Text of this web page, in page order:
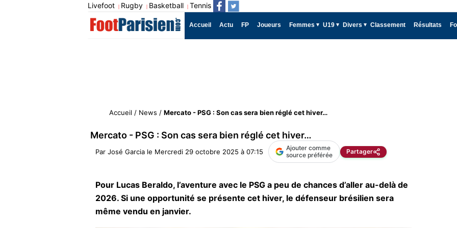
Livefoot | Rugby | Basketball | Tennis
Accueil Actu FP Joueurs Femmes U19 Divers Classement Résultats
Accueil / News / Mercato - PSG : Son cas sera bien réglé cet hiver…
Mercato - PSG : Son cas sera bien réglé cet hiver…
Par José Garcia le Mercredi 29 octobre 2025 à 07:15
Ajouter comme
source préférée
Partager
Pour Lucas Beraldo, l’aventure avec le PSG a peu de chances d’aller au-delà de
2026. Si une opportunité se présente cet hiver, le défenseur brésilien sera
même vendu en janvier.